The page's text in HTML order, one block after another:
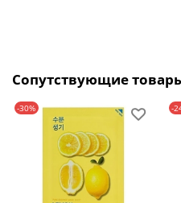
Сопутствующие
-30% -